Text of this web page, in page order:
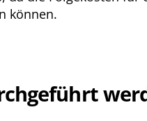
können.